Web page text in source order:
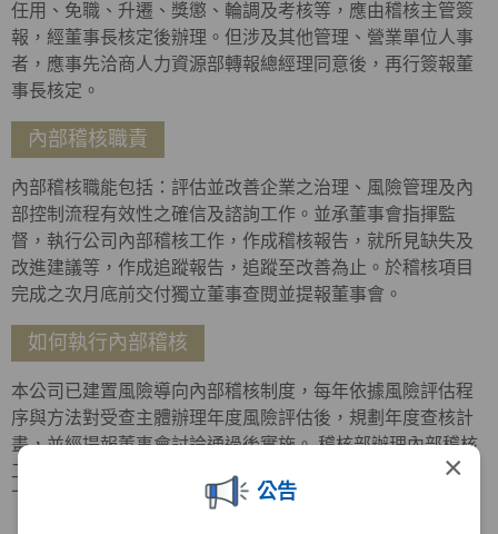
×
公告
任用、免職、升遷、獎懲、輪調及考核等，應由稽核主管簽
報，經董事長核定後辦理。但涉及其他管理、營業單位人事
者，應事先洽商人力資源部轉報總經理同意後，再行簽報董
事長核定。
內部稽核職責
內部稽核職能包括：評估並改善企業之治理、風險管理及內
部控制流程有效性之確信及諮詢工作。並承董事會指揮監
督，執行公司內部稽核工作，作成稽核報告，就所見缺失及
改進建議等，作成追蹤報告，追蹤至改善為止。於稽核項目
完成之次月底前交付獨立董事查閱並提報董事會。
如何執行內部稽核
本公司已建置風險導向內部稽核制度，每年依據風險評估程
序與方法對受查主體辦理年度風險評估後，規劃年度查核計
畫，並經提報董事會討論通過後實施。 稽核部辦理內部稽核
工作，其內部稽核報告內容應依受檢單位之性質，分別揭露
下列項目：